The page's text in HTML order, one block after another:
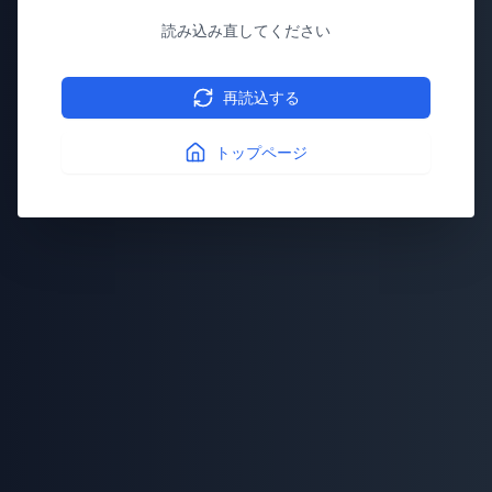
読み込み直してください
再読込する
トップページ